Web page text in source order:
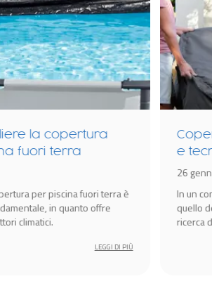
la copertura
fuori terra
per piscina fuori terra è
in quanto offre
climatici.
LEGGI DI PIÙ
e
26
In un
quello
ricerca